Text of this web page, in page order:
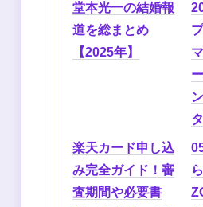
堂本光一の結婚報
道を総まとめ
【2025年】
楽天カード申し込
み完全ガイド！審
査期間や必要書